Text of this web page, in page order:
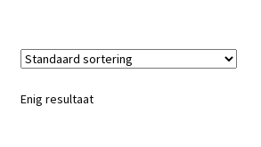
Enig resultaat